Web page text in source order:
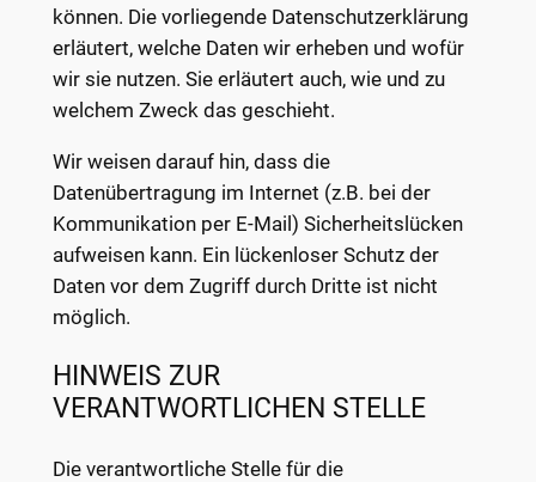
können. Die vorliegende Datenschutzerklärung
erläutert, welche Daten wir erheben und wofür
wir sie nutzen. Sie erläutert auch, wie und zu
welchem Zweck das geschieht.
Wir weisen darauf hin, dass die
Datenübertragung im Internet (z.B. bei der
Kommunikation per E-Mail) Sicherheitslücken
aufweisen kann. Ein lückenloser Schutz der
Daten vor dem Zugriff durch Dritte ist nicht
möglich.
HINWEIS ZUR
VERANTWORTLICHEN STELLE
Die verantwortliche Stelle für die